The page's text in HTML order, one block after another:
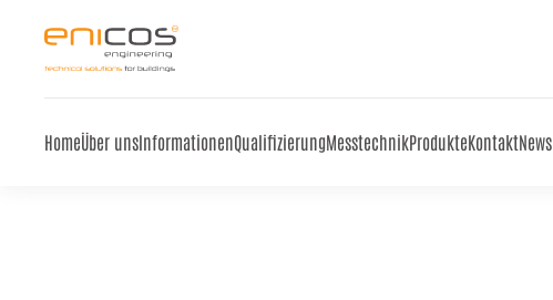
Skip to main content
HomeÜber unsInformationenQualifizierungMesstechnikProdukteKontaktNews